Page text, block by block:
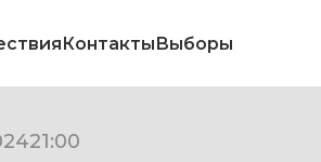
КонтактыВыборы
21:00